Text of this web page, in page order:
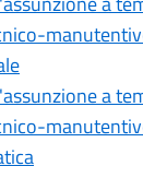
a